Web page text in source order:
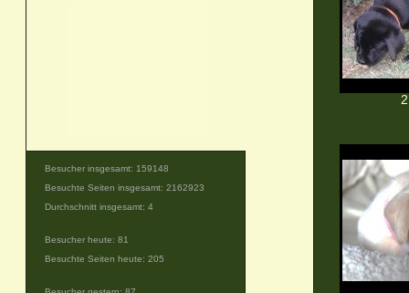
Besucher insgesamt: 159148
Besuchte Seiten insgesamt: 2162923
Durchschnitt insgesamt: 4
Besucher heute: 81
Besuchte Seiten heute: 205